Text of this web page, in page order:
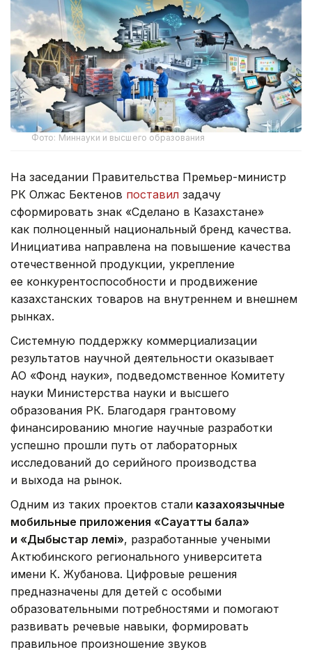
Фото: Миннауки и высшего образования
На заседании Правительства Премьер-министр
РК Олжас Бектенов поставил задачу
сформировать знак «Сделано в Казахстане»
как полноценный национальный бренд качества.
Инициатива направлена на повышение качества
отечественной продукции, укрепление
ее конкурентоспособности и продвижение
казахстанских товаров на внутреннем и внешнем
рынках.
Системную поддержку коммерциализации
результатов научной деятельности оказывает
АО «Фонд науки», подведомственное Комитету
науки Министерства науки и высшего
образования РК. Благодаря грантовому
финансированию многие научные разработки
успешно прошли путь от лабораторных
исследований до серийного производства
и выхода на рынок.
Одним из таких проектов стали казахоязычные
мобильные приложения «Сауатты бала»
и «Дыбыстар әлемі», разработанные учеными
Актюбинского регионального университета
имени К. Жубанова. Цифровые решения
предназначены для детей с особыми
образовательными потребностями и помогают
развивать речевые навыки, формировать
правильное произношение звуков